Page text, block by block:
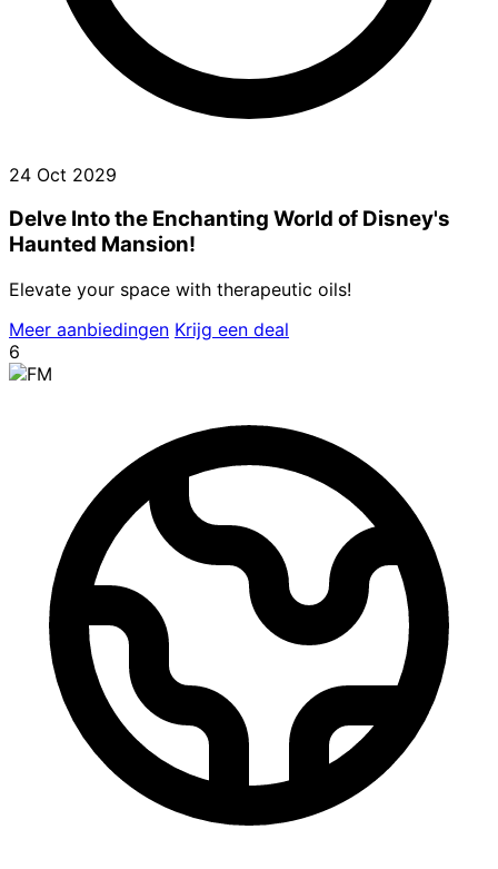
24 Oct 2029
Delve Into the Enchanting World of Disney's
Haunted Mansion!
Elevate your space with therapeutic oils!
Meer aanbiedingen Krijg een deal
6